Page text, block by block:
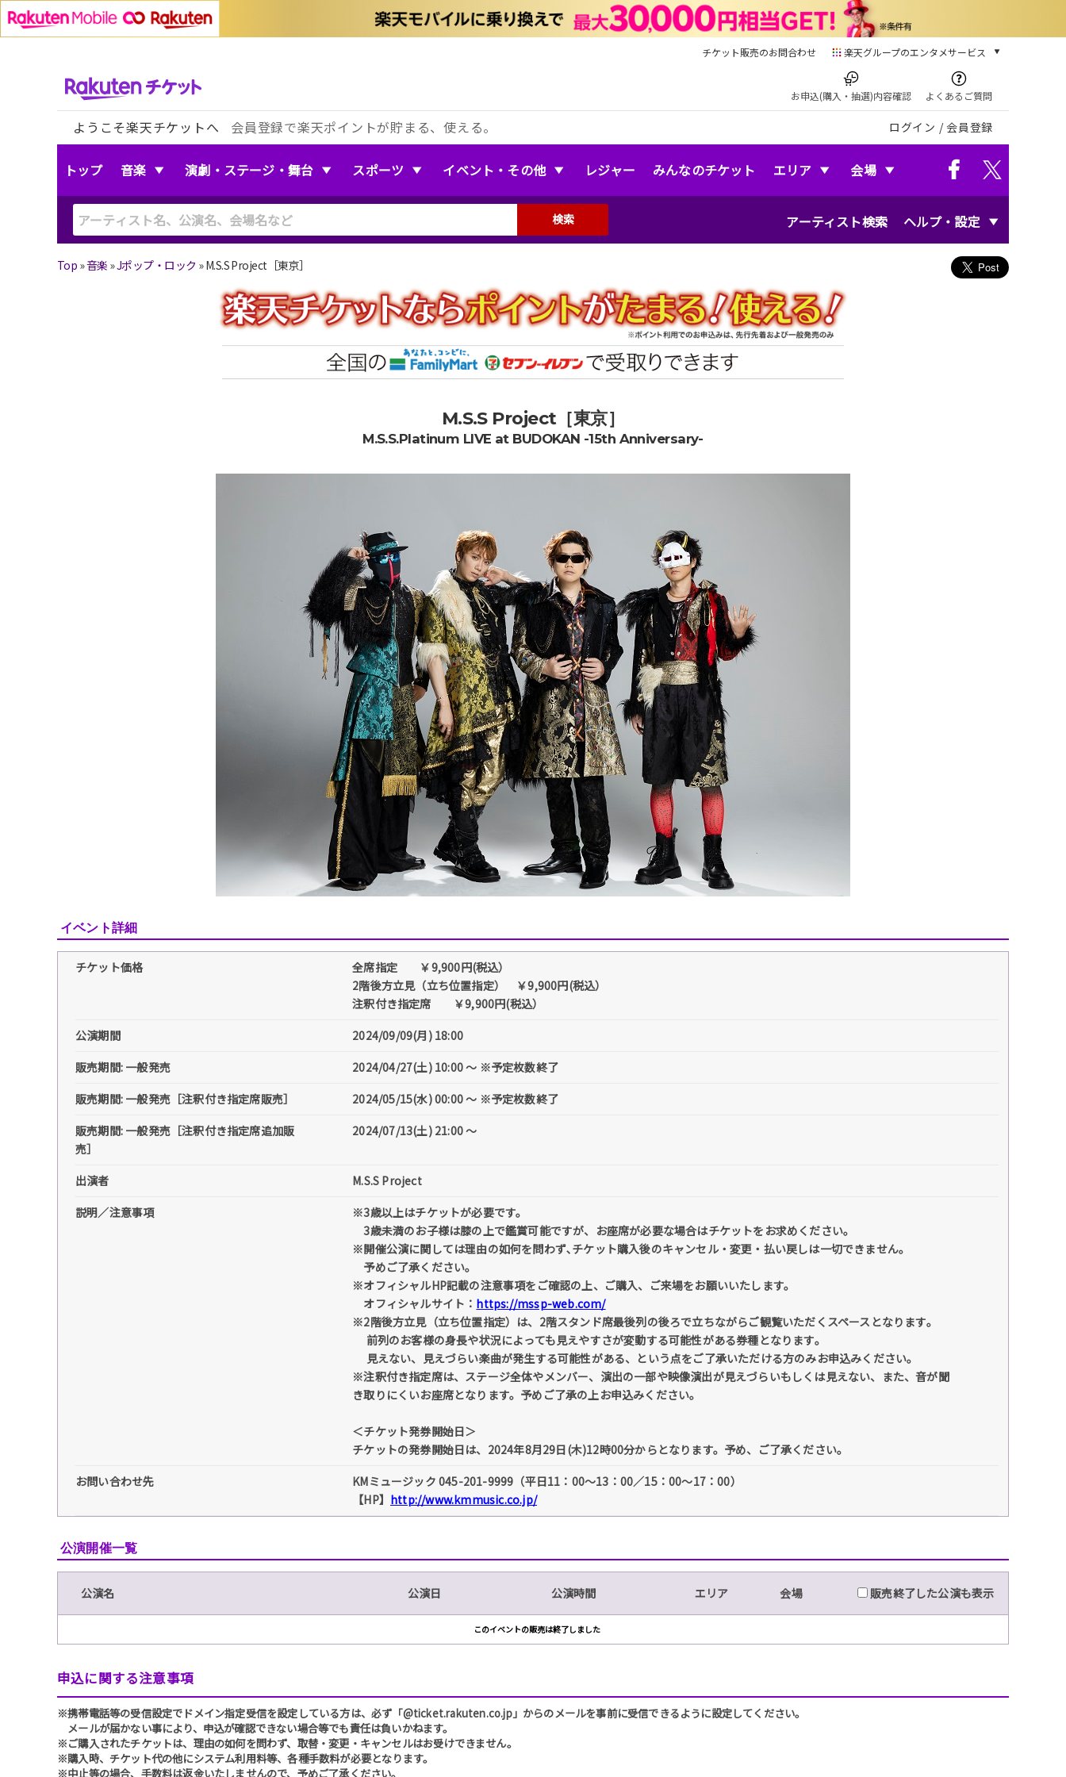
チケット販売のお問合わせ 楽天グループのエンタメサービス
本/ゲーム/CD/DVD
楽天ブックス
電子書籍
楽天Kobo
音楽配信
お申込(購入・抽選)内容確認 よくあるご質問
ようこそ楽天チケットへ 会員登録で楽天ポイントが貯まる、使える。 ログイン / 会員登録
トップ 音楽 演劇・ステージ・舞台 スポーツ イベント・その他 レジャー みんなのチケット エリア 会場
アーティスト検索 ヘルプ・設定
検索
Top »音楽 »Jポップ・ロック »M.S.S Project［東京］
M.S.S Project［東京］
M.S.S.Platinum LIVE at BUDOKAN -15th Anniversary-
イベント詳細
チケット価格
全席指定 ￥9,900円(税込）
2階後方立見（立ち位置指定） ￥9,900円(税込）
注釈付き指定席 ￥9,900円(税込）
公演期間
2024/09/09(月) 18:00
販売期間: 一般発売
2024/04/27(土) 10:00 〜 ※予定枚数終了
販売期間: 一般発売［注釈付き指定席販売］
2024/05/15(水) 00:00 〜 ※予定枚数終了
販売期間: 一般発売［注釈付き指定席追加販
売］
2024/07/13(土) 21:00 〜
出演者
M.S.S Project
説明／注意事項
※3歳以上はチケットが必要です。
3歳未満のお⼦様は膝の上で鑑賞可能ですが、お座席が必要な場合はチケットをお求めください。
※開催公演に関しては理由の如何を問わず､チケット購入後のキャンセル・変更・払い戻しは一切できません。
予めご了承ください。
※オフィシャルHP記載の注意事項をご確認の上、ご購入、ご来場をお願いいたします。
オフィシャルサイト： https://mssp-web.com/
※2階後方立見（立ち位置指定）は、2階スタンド席最後列の後ろで立ちながらご観覧いただくスペースとなります。
前列のお客様の身長や状況によっても見えやすさが変動する可能性がある券種となります。
見えない、見えづらい楽曲が発生する可能性がある、という点をご了承いただける方のみお申込みください。
※注釈付き指定席は、ステージ全体やメンバー、演出の一部や映像演出が見えづらいもしくは見えない、また、音が聞
き取りにくいお座席となります。予めご了承の上お申込みください。
＜チケット発券開始日＞
チケットの発券開始日は、2024年8月29日(木)12時00分からとなります。予め、ご了承ください。
お問い合わせ先
KMミュージック 045-201-9999（平日11：00～13：00／15：00～17：00）
【HP】 http://www.kmmusic.co.jp/
公演開催一覧
公演名 公演日 公演時間 エリア 会場 販売終了した公演も表示
このイベントの販売は終了しました
申込に関する注意事項
※携帯電話等の受信設定でドメイン指定受信を設定している方は、必ず「@ticket.rakuten.co.jp」からのメールを事前に受信できるように設定してください。
メールが届かない事により、申込が確認できない場合等でも責任は負いかねます。
※ご購入されたチケットは、理由の如何を問わず、取替・変更・キャンセルはお受けできません。
※購入時、チケット代の他にシステム利用料等、各種手数料が必要となります。
※中止等の場合、手数料は返金いたしませんので、予めご了承ください。